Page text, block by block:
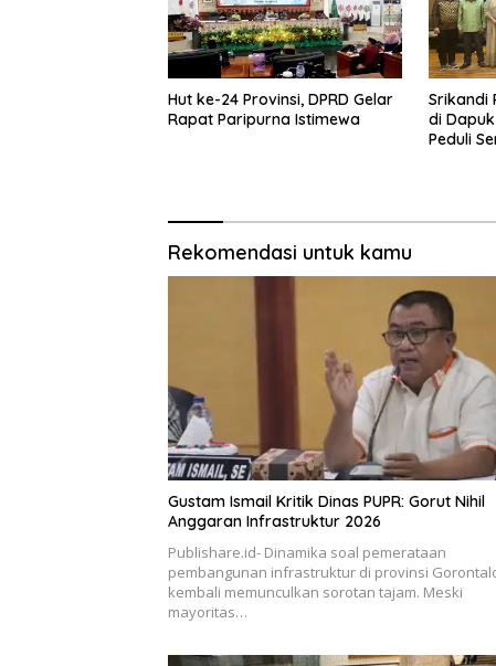
Hut ke-24 Provinsi, DPRD Gelar
Rapat Paripurna Istimewa
Srikandi
di
Peduli
Rekomendasi untuk kamu
Gustam Ismail Kritik Dinas PUPR: Gorut Nihil
Anggaran Infrastruktur 2026
Publishare.id- Dinamika soal pemerataan
pembangunan infrastruktur di provinsi
kembali memunculkan sorotan tajam. Meski
mayoritas…